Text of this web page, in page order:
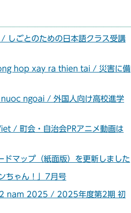
ごとのための日本語クラス受講
hop xay ra thien tai / 災害に備
ngoai / 外国人向け高校進学
町会・自治会PRアニメ動画は
ップ（紙面版）を更新しました
ゃん！」7月号
nam 2025 / 2025年度第2期 初